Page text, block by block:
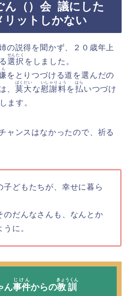
（） 会議にした
リットしかない
の説得を聞かず、２０歳年上
選択
せんたく
をしました。
ん
をとりつづける道を選んだの
、 莫大
ばくだい
な慰謝料
いしゃりょう
を払
はら
いつづけ
します。
ャンスはなかったので、祈る
子どもたちが、幸せに暮ら
のだんなさんも、なんとか
に。
ん事件
じけん
からの教訓
きょうくん